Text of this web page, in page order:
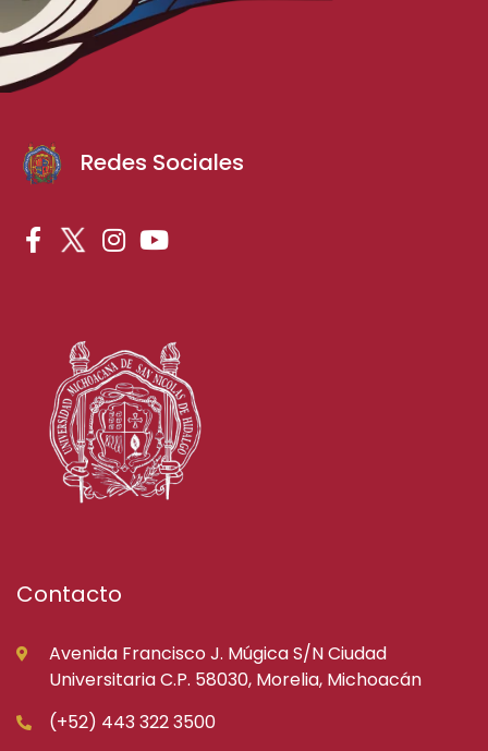
Redes Sociales
Contacto
Avenida Francisco J. Múgica S/N Ciudad
Universitaria C.P. 58030, Morelia, Michoacán
(+52) 443 322 3500